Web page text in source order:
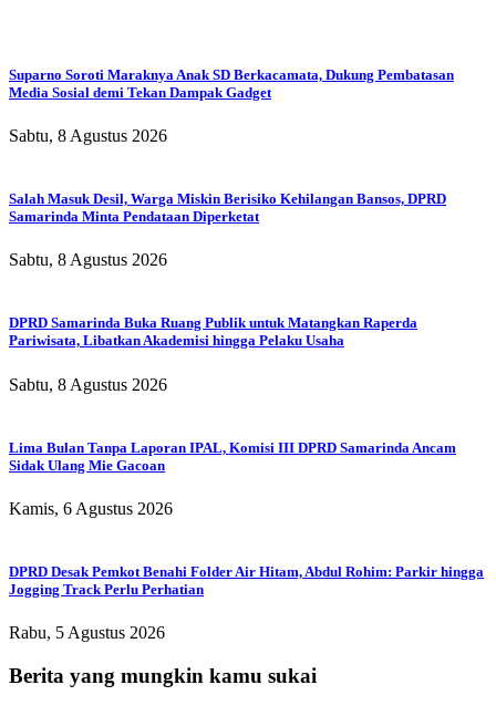
Suparno Soroti Maraknya Anak SD Berkacamata, Dukung Pembatasan
Media Sosial demi Tekan Dampak Gadget
Sabtu, 8 Agustus 2026
Salah Masuk Desil, Warga Miskin Berisiko Kehilangan Bansos, DPRD
Samarinda Minta Pendataan Diperketat
Sabtu, 8 Agustus 2026
DPRD Samarinda Buka Ruang Publik untuk Matangkan Raperda
Pariwisata, Libatkan Akademisi hingga Pelaku Usaha
Sabtu, 8 Agustus 2026
Lima Bulan Tanpa Laporan IPAL, Komisi III DPRD Samarinda Ancam
Sidak Ulang Mie Gacoan
Kamis, 6 Agustus 2026
DPRD Desak Pemkot Benahi Folder Air Hitam, Abdul Rohim: Parkir hingga
Jogging Track Perlu Perhatian
Rabu, 5 Agustus 2026
Berita yang mungkin kamu sukai